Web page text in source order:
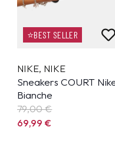
⭐BEST SELLER
NIKE, NIKE
Sneakers COURT
Bianche
79,00 €
69,99€